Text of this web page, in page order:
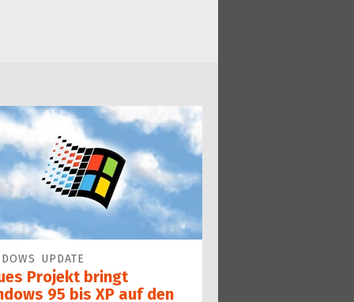
UPDATE
Projekt bringt
95 bis XP auf den